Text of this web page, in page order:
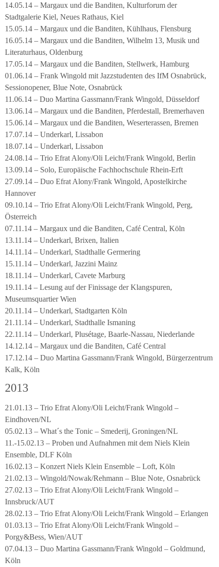
14.05.14 – Margaux und die Banditen, Kulturforum der
Stadtgalerie Kiel, Neues Rathaus, Kiel
15.05.14 – Margaux und die Banditen, Kühlhaus, Flensburg
16.05.14 – Margaux und die Banditen, Wilhelm 13, Musik und
Literaturhaus, Oldenburg
17.05.14 – Margaux und die Banditen, Stellwerk, Hamburg
01.06.14 – Frank Wingold mit Jazzstudenten des IfM Osnabrück,
Sessionopener, Blue Note, Osnabrück
11.06.14 – Duo Martina Gassmann/Frank Wingold, Düsseldorf
13.06.14 – Margaux und die Banditen, Pferdestall, Bremerhaven
15.06.14 – Margaux und die Banditen, Weserterassen, Bremen
17.07.14 – Underkarl, Lissabon
18.07.14 – Underkarl, Lissabon
24.08.14 – Trio Efrat Alony/Oli Leicht/Frank Wingold, Berlin
13.09.14 – Solo, Europäische Fachhochschule Rhein-Erft
27.09.14 – Duo Efrat Alony/Frank Wingold, Apostelkirche
Hannover
09.10.14 – Trio Efrat Alony/Oli Leicht/Frank Wingold, Perg,
Österreich
07.11.14 – Margaux und die Banditen, Café Central, Köln
13.11.14 – Underkarl, Brixen, Italien
14.11.14 – Underkarl, Stadthalle Germering
15.11.14 – Underkarl, Jazzini Mainz
18.11.14 – Underkarl, Cavete Marburg
19.11.14 – Lesung auf der Finissage der Klangspuren,
Museumsquartier Wien
20.11.14 – Underkarl, Stadtgarten Köln
21.11.14 – Underkarl, Stadthalle Ismaning
22.11.14 – Underkarl, Plusétage, Baarle-Nassau, Niederlande
14.12.14 – Margaux und die Banditen, Café Central
17.12.14 – Duo Martina Gassmann/Frank Wingold, Bürgerzentrum
Kalk, Köln
2013
21.01.13 – Trio Efrat Alony/Oli Leicht/Frank Wingold –
Eindhoven/NL
05.02.13 – What´s the Tonic – Smederij, Groningen/NL
11.-15.02.13 – Proben und Aufnahmen mit dem Niels Klein
Ensemble, DLF Köln
16.02.13 – Konzert Niels Klein Ensemble – Loft, Köln
21.02.13 – Wingold/Nowak/Rehmann – Blue Note, Osnabrück
27.02.13 – Trio Efrat Alony/Oli Leicht/Frank Wingold –
Innsbruck/AUT
28.02.13 – Trio Efrat Alony/Oli Leicht/Frank Wingold – Erlangen
01.03.13 – Trio Efrat Alony/Oli Leicht/Frank Wingold –
Porgy&Bess, Wien/AUT
07.04.13 – Duo Martina Gassmann/Frank Wingold – Goldmund,
Köln